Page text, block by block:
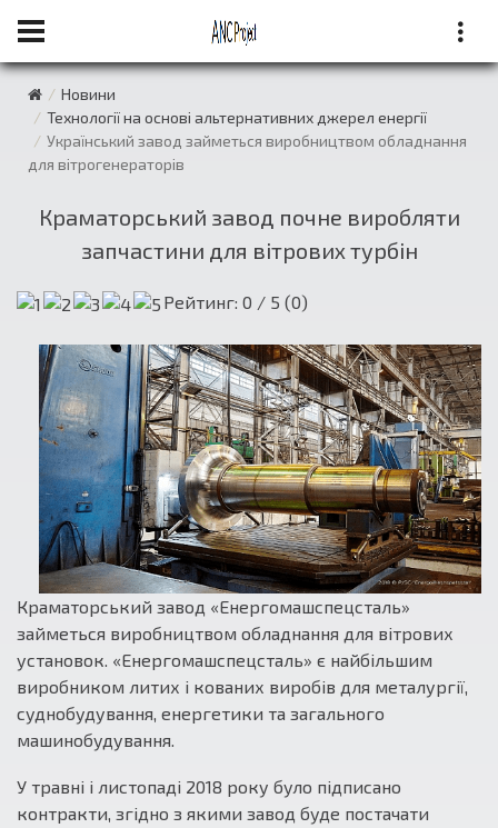
Новини
Технології на основі альтернативних джерел енергії
Український завод займеться виробництвом обладнання
для вітрогенераторів
Краматорський завод почне виробляти
запчастини для вітрових турбін
Рейтинг: 0 / 5 (0)
Краматорський завод «Енергомашспецсталь»
займеться виробництвом обладнання для вітрових
установок. «Енергомашспецсталь» є найбільшим
виробником литих і кованих виробів для металургії,
суднобудування, енергетики та загального
машинобудування.
У травні і листопаді 2018 року було підписано
контракти, згідно з якими завод буде постачати